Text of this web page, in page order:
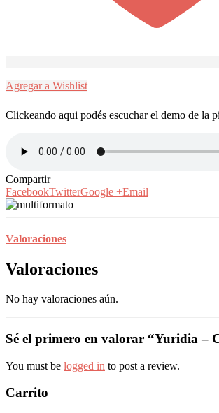
Agregar a Wishlist
Clickeando aqui podés escuchar el demo de la
Compartir
FacebookTwitterGoogle +Email
Valoraciones
Valoraciones
No hay valoraciones aún.
Sé el primero en valorar “Yuridia –
You must be logged in to post a review.
Carrito